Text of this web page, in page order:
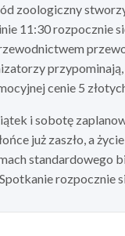
zoologiczny
11:30 rozpocznie
cenie 5
i sobotę
już zaszło, a
standardowego
rozpocznie